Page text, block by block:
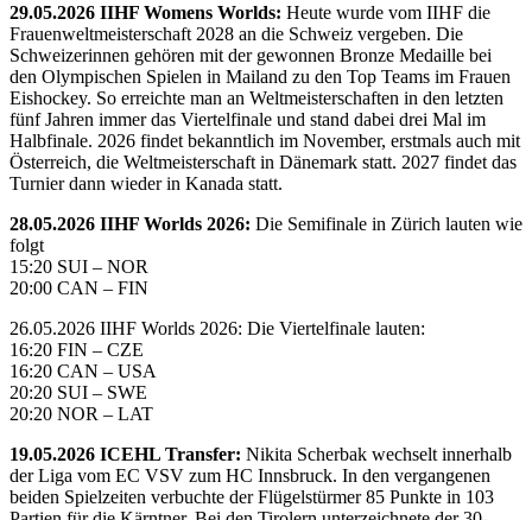
29.05.2026 IIHF Womens Worlds: Heute wurde vom IIHF die
Frauenweltmeisterschaft 2028 an die Schweiz vergeben. Die
Schweizerinnen gehören mit der gewonnen Bronze Medaille bei
den Olympischen Spielen in Mailand zu den Top Teams im Frauen
Eishockey. So erreichte man an Weltmeisterschaften in den letzten
fünf Jahren immer das Viertelfinale und stand dabei drei Mal im
Halbfinale. 2026 findet bekanntlich im November, erstmals auch mit
Österreich, die Weltmeisterschaft in Dänemark statt. 2027 findet das
Turnier dann wieder in Kanada statt.
28.05.2026 IIHF Worlds 2026: Die Semifinale in Zürich lauten wie
folgt
15:20 SUI – NOR
20:00 CAN – FIN
26.05.2026 IIHF Worlds 2026: Die Viertelfinale lauten:
16:20 FIN – CZE
16:20 CAN – USA
20:20 SUI – SWE
20:20 NOR – LAT
19.05.2026 ICEHL Transfer: Nikita Scherbak wechselt innerhalb
der Liga vom EC VSV zum HC Innsbruck. In den vergangenen
beiden Spielzeiten verbuchte der Flügelstürmer 85 Punkte in 103